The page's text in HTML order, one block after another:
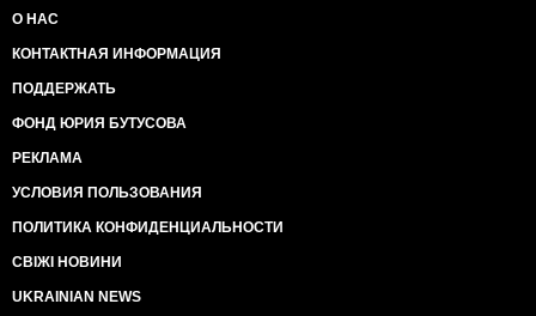
О НАС
КОНТАКТНАЯ ИНФОРМАЦИЯ
ПОДДЕРЖАТЬ
ФОНД ЮРИЯ БУТУСОВА
РЕКЛАМА
УСЛОВИЯ ПОЛЬЗОВАНИЯ
ПОЛИТИКА КОНФИДЕНЦИАЛЬНОСТИ
СВІЖІ НОВИНИ
UKRAINIAN NEWS